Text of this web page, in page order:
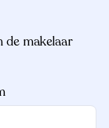
de makelaar